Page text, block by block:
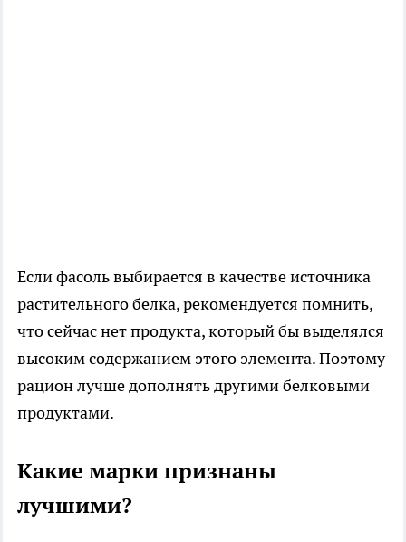
Если фасоль выбирается в качестве источника
растительного белка, рекомендуется помнить,
что сейчас нет продукта, который бы выделялся
высоким содержанием этого элемента. Поэтому
рацион лучше дополнять другими белковыми
продуктами.
Какие марки признаны
лучшими?